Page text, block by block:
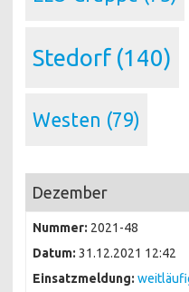
Stedorf (140)
Westen (79)
Dezember
Nummer: 2021-48
Datum: 31.12.2021 12:42
Einsatzmeldung: